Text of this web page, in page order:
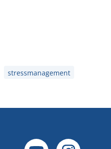
stressmanagement